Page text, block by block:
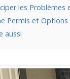
les Problèmes
Permis et Options
aussi